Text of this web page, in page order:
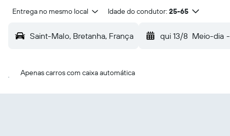
Entrega no mesmo local Idade do condutor: 25-65
Saint-Malo, Bretanha, França qui 13/8 Meio-dia -
Apenas carros com caixa automática